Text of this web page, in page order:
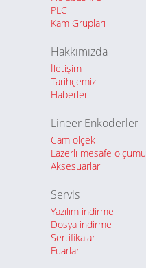
PLC
Kam Grupları
Hakkımızda
İletişim
Tarihçemiz
Haberler
Lineer Enkoderler
Cam ölçek
Lazerli mesafe ölçümü
Aksesuarlar
Servis
Yazılım indirme
Dosya indirme
Sertifikalar
Fuarlar